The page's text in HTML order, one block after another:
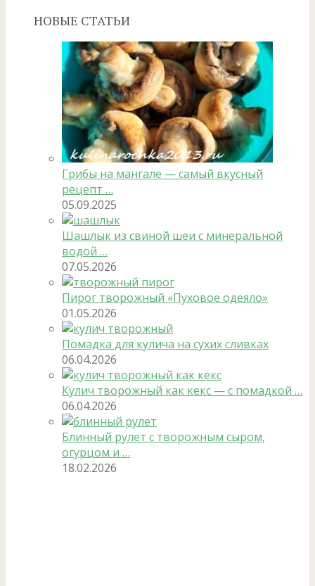
НОВЫЕ СТАТЬИ
Грибы на мангале — самый вкусный
рецепт …
05.09.2025
Шашлык из свиной шеи с минеральной
водой …
07.05.2026
Пирог творожный «Пуховое одеяло»
01.05.2026
Помадка для кулича на сухих сливках
06.04.2026
Кулич творожный как кекс — с помадкой …
06.04.2026
Блинный рулет с творожным сыром,
огурцом и …
18.02.2026